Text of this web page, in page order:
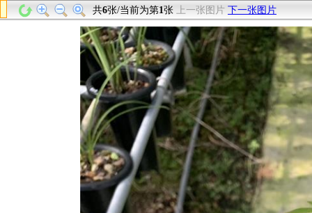
共6张/当前为第1张 上一张图片 下一张图片